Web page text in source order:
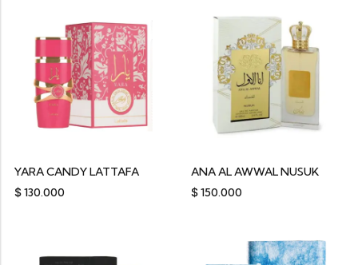
YARA CANDY LATTAFA
$130.000
ANA AL AWWAL NUSUK
$150.000